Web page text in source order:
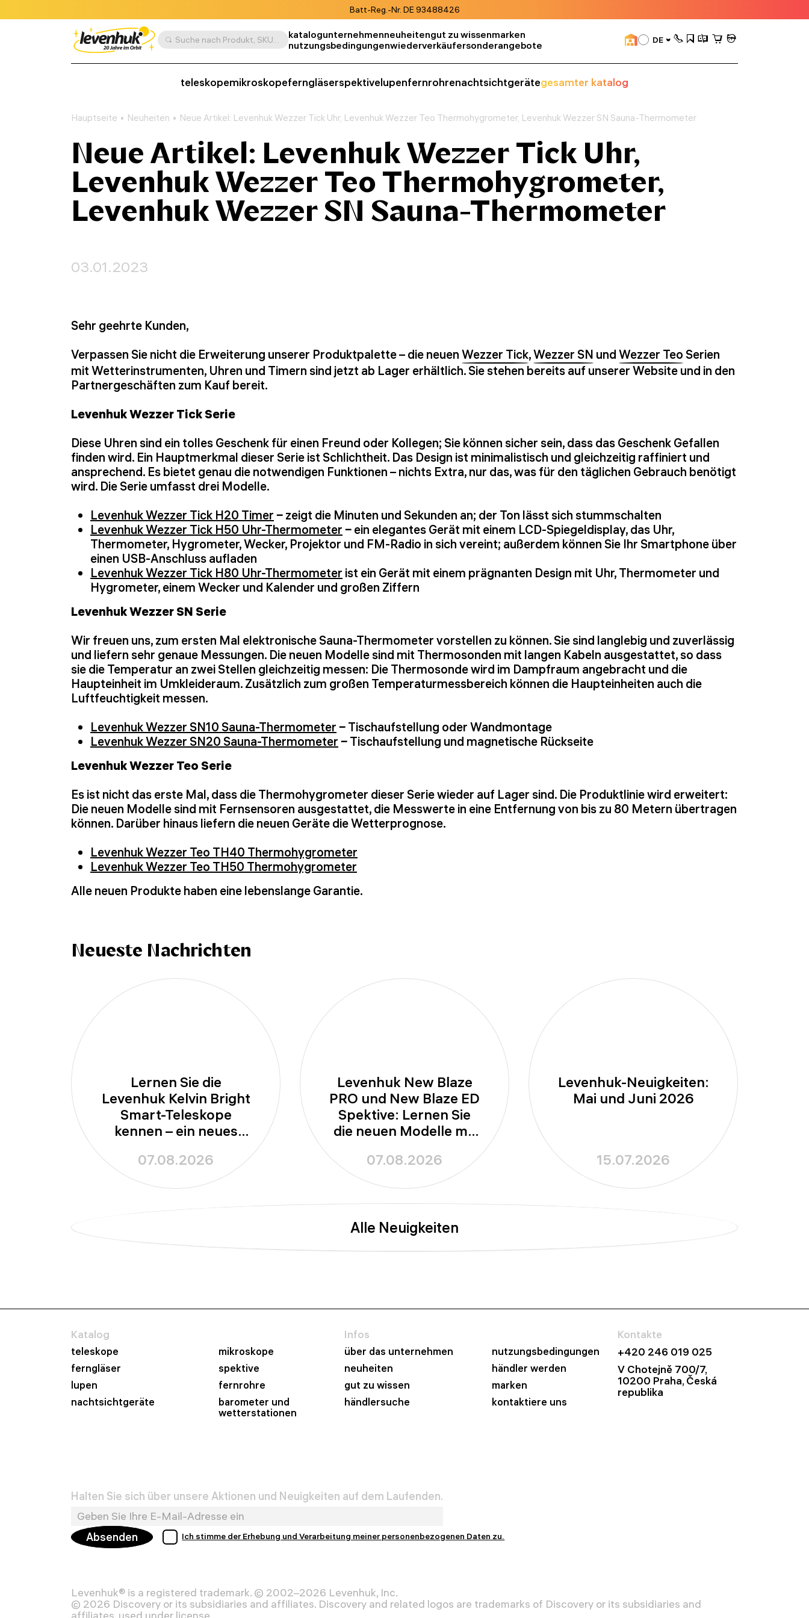
Batt-Reg.-Nr. DE 93488426
Suche nach Produkt, SKU, Kategorie, usw. katalogunternehmenneuheitengut zu wissenmarken
nutzungsbedingungenwiederverkäufersonderangebote DE
teleskopemikroskopeferngläserspektivelupenfernrohrenachtsichtgerätegesamter katalog
Hauptseite Neuheiten Neue Artikel: Levenhuk Wezzer Tick Uhr, Levenhuk Wezzer Teo Thermohygrometer, Levenhuk Wezzer SN Sauna-Thermometer
Neue Artikel: Levenhuk Wezzer Tick Uhr,
Levenhuk Wezzer Teo Thermohygrometer,
Levenhuk Wezzer SN Sauna-Thermometer
03.01.2023
Sehr geehrte Kunden,
Verpassen Sie nicht die Erweiterung unserer Produktpalette – die neuen Wezzer Tick,Wezzer SN und Wezzer Teo Serien
mit Wetterinstrumenten, Uhren und Timern sind jetzt ab Lager erhältlich. Sie stehen bereits auf unserer Website und in den
Partnergeschäften zum Kauf bereit.
Levenhuk Wezzer Tick Serie
Diese Uhren sind ein tolles Geschenk für einen Freund oder Kollegen; Sie können sicher sein, dass das Geschenk Gefallen
finden wird. Ein Hauptmerkmal dieser Serie ist Schlichtheit. Das Design ist minimalistisch und gleichzeitig raffiniert und
ansprechend. Es bietet genau die notwendigen Funktionen – nichts Extra, nur das, was für den täglichen Gebrauch benötigt
wird. Die Serie umfasst drei Modelle.
Levenhuk Wezzer Tick H20 Timer ‒ zeigt die Minuten und Sekunden an; der Ton lässt sich stummschalten
Levenhuk Wezzer Tick H50 Uhr-Thermometer ‒ ein elegantes Gerät mit einem LCD-Spiegeldisplay, das Uhr,
Thermometer, Hygrometer, Wecker, Projektor und FM-Radio in sich vereint; außerdem können Sie Ihr Smartphone über
einen USB-Anschluss aufladen
Levenhuk Wezzer Tick H80 Uhr-Thermometer ist ein Gerät mit einem prägnanten Design mit Uhr, Thermometer und
Hygrometer, einem Wecker und Kalender und großen Ziffern
Levenhuk Wezzer SN Serie
Wir freuen uns, zum ersten Mal elektronische Sauna-Thermometer vorstellen zu können. Sie sind langlebig und zuverlässig
und liefern sehr genaue Messungen. Die neuen Modelle sind mit Thermosonden mit langen Kabeln ausgestattet, so dass
sie die Temperatur an zwei Stellen gleichzeitig messen: Die Thermosonde wird im Dampfraum angebracht und die
Haupteinheit im Umkleideraum. Zusätzlich zum großen Temperaturmessbereich können die Haupteinheiten auch die
Luftfeuchtigkeit messen.
Levenhuk Wezzer SN10 Sauna-Thermometer ‒ Tischaufstellung oder Wandmontage
Levenhuk Wezzer SN20 Sauna-Thermometer ‒ Tischaufstellung und magnetische Rückseite
Levenhuk Wezzer Teo Serie
Es ist nicht das erste Mal, dass die Thermohygrometer dieser Serie wieder auf Lager sind. Die Produktlinie wird erweitert:
Die neuen Modelle sind mit Fernsensoren ausgestattet, die Messwerte in eine Entfernung von bis zu 80 Metern übertragen
können. Darüber hinaus liefern die neuen Geräte die Wetterprognose.
Levenhuk Wezzer Teo TH40 Thermohygrometer
Levenhuk Wezzer Teo TH50 Thermohygrometer
Alle neuen Produkte haben eine lebenslange Garantie.
Neueste Nachrichten
Lernen Sie die
Levenhuk Kelvin Bright
Smart-Teleskope
kennen – ein neues
Amateurastronomie
07.08.2026
Levenhuk New Blaze
PRO und New Blaze ED
Spektive: Lernen Sie
die neuen Modelle mit
kennen
07.08.2026
Levenhuk-Neuigkeiten:
Mai und Juni 2026
15.07.2026
Alle Neuigkeiten
Katalog
teleskope
mikroskope
ferngläser
spektive
lupen
fernrohre
nachtsichtgeräte
barometer und
wetterstationen
Infos
über das unternehmen
nutzungsbedingungen
neuheiten
händler werden
gut zu wissen
marken
händlersuche
kontaktiere uns
Kontakte
+420 246 019 025
V Chotejně 700/7,
10200 Praha, Česká
republika
Halten Sie sich über unsere Aktionen und Neuigkeiten auf dem Laufenden.
Absenden Ich stimme der Erhebung und Verarbeitung meiner personenbezogenen Daten zu.
Levenhuk® is a registered trademark. © 2002–2026 Levenhuk, Inc.
© 2026 Discovery or its subsidiaries and affiliates. Discovery and related logos are trademarks of Discovery or its subsidiaries and
affiliates, used under license.